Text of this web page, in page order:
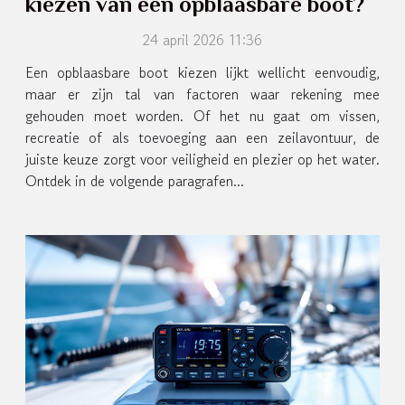
24 april 2026 11:36
Een opblaasbare boot kiezen lijkt wellicht eenvoudig,
maar er zijn tal van factoren waar rekening mee
gehouden moet worden. Of het nu gaat om vissen,
recreatie of als toevoeging aan een zeilavontuur, de
juiste keuze zorgt voor veiligheid en plezier op het water.
Ontdek in de volgende paragrafen...